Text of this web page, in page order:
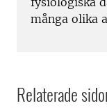
många olika
Relaterade